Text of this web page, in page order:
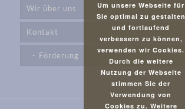
Wir über uns
Kontakt
Förderung
Um unsere Webseite für
Sie optimal zu gestalten
und fortlaufend
verbessern zu können,
verwenden wir Cookies.
Durch die weitere
Nutzung der Webseite
stimmen Sie der
Verwendung von
Cookies zu. Weitere